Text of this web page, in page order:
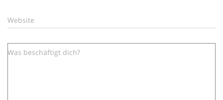
Website
Was beschäftigt dich?